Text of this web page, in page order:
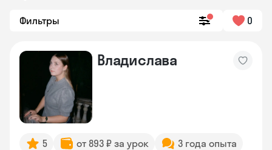
Фильтры 0
Владислава
5 от 893 ₽ за урок
3 года опыта